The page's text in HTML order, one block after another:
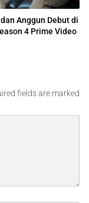
Anggun Debut di
4 Prime Video
fields are marked